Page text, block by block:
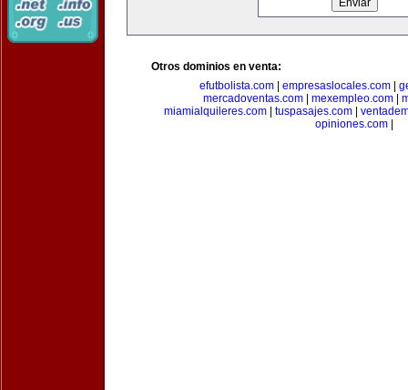
Otros dominios en venta:
efutbolista.com| empresaslocales.com|
mercadoventas.com
mexempleo.com
miamialquileres.com
tuspasajes.com
opiniones.com